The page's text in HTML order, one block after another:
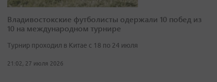
Владивостокские футболисты одержали 10 побед из
10 на международном турнире
Турнир проходил в Китае с 18 по 24 июля
21:02, 27 июля 2026